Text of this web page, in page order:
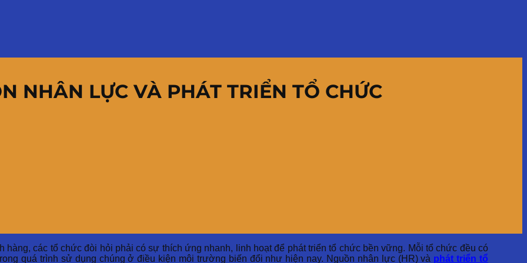
NHÂN LỰC VÀ PHÁT TRIỂN TỔ CHỨC
các tổ chức đòi hỏi phải có sự thích ứng nhanh, linh hoạt để phát triển tổ chức bền vững. Mỗi tổ chức đều có
quá trình sử dụng chúng ở điều kiện môi trường biến đổi như hiện nay. Nguồn nhân lực (HR) và phát triển tổ